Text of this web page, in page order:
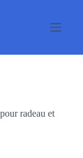
radeau et